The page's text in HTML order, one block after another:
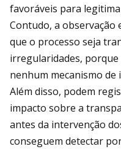
favoráveis para
Contudo, a
que o processo seja
irregularidades,
nenhum mecanismo
Além disso, podem
impacto sobre a
antes da intervenção
conseguem detectar